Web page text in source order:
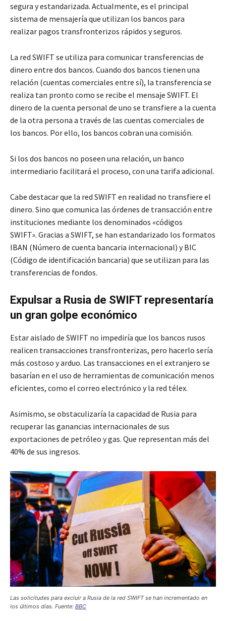
segura y estandarizada. Actualmente, es el principal
sistema de mensajería que utilizan los bancos para
realizar pagos transfronterizos rápidos y seguros.
La red SWIFT se utiliza para comunicar transferencias de
dinero entre dos bancos. Cuando dos bancos tienen una
relación (cuentas comerciales entre sí), la transferencia se
realiza tan pronto como se recibe el mensaje SWIFT. El
dinero de la cuenta personal de uno se transfiere a la cuenta
de la otra persona a través de las cuentas comerciales de
los bancos. Por ello, los bancos cobran una comisión.
Si los dos bancos no poseen una relación, un banco
intermediario facilitará el proceso, con una tarifa adicional.
Cabe destacar que la red SWIFT en realidad no transfiere el
dinero. Sino que comunica las órdenes de transacción entre
instituciones mediante los denominados «códigos
SWIFT». Gracias a SWIFT, se han estandarizado los formatos
IBAN (Número de cuenta bancaria internacional) y BIC
(Código de identificación bancaria) que se utilizan para las
transferencias de fondos.
Expulsar a Rusia de SWIFT representaría
un gran golpe económico
Estar aislado de SWIFT no impediría que los bancos rusos
realicen transacciones transfronterizas, pero hacerlo sería
más costoso y arduo. Las transacciones en el extranjero se
basarían en el uso de herramientas de comunicación menos
eficientes, como el correo electrónico y la red télex.
Asimismo, se obstaculizaría la capacidad de Rusia para
recuperar las ganancias internacionales de sus
exportaciones de petróleo y gas. Que representan más del
40% de sus ingresos.
Las solicitudes para excluir a Rusia de la red SWIFT se han incrementado en
los últimos días. Fuente: BBC